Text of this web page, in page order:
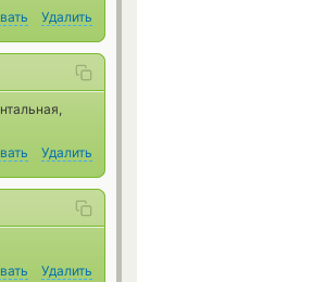
Удалить
Удалить
Удалить